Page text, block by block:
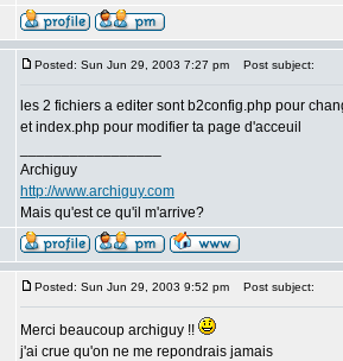
Posted: Sun Jun 29, 2003 7:27 pm Post subject:
les 2 fichiers a editer sont b2config.php pour
et index.php pour modifier ta page d'acceuil
Archiguy
http://www.archiguy.com
Mais qu'est ce qu'il m'arrive?
Posted: Sun Jun 29, 2003 9:52 pm Post subject:
Merci beaucoup archiguy !!
j'ai crue qu'on ne me repondrais jamais